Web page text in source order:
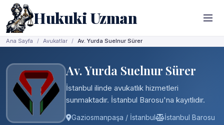
Hukuki Uzman
Ana Sayfa Avukatlar Av. Yurda Suelnur Sürer
Av. Yurda Suelnur Sürer
İstanbul ilinde avukatlık hizmetleri
sunmaktadır. İstanbul Barosu'na kayıtlıdır.
Gaziosmanpaşa / İstanbul İstanbul Barosu